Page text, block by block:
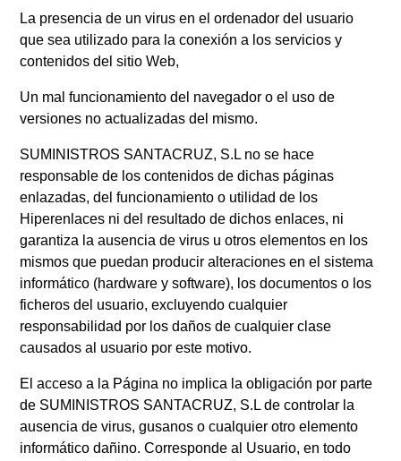
La presencia de un virus en el ordenador del usuario
que sea utilizado para la conexión a los servicios y
contenidos del sitio Web,
Un mal funcionamiento del navegador o el uso de
versiones no actualizadas del mismo.
SUMINISTROS SANTACRUZ, S.L no se hace
responsable de los contenidos de dichas páginas
enlazadas, del funcionamiento o utilidad de los
Hiperenlaces ni del resultado de dichos enlaces, ni
garantiza la ausencia de virus u otros elementos en los
mismos que puedan producir alteraciones en el sistema
informático (hardware y software), los documentos o los
ficheros del usuario, excluyendo cualquier
responsabilidad por los daños de cualquier clase
causados al usuario por este motivo.
El acceso a la Página no implica la obligación por parte
de SUMINISTROS SANTACRUZ, S.L de controlar la
ausencia de virus, gusanos o cualquier otro elemento
informático dañino. Corresponde al Usuario, en todo